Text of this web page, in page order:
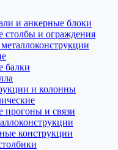
и анкерные блоки
столбы и ограждения
балки
и колонны
прогоны и связи
конструкции